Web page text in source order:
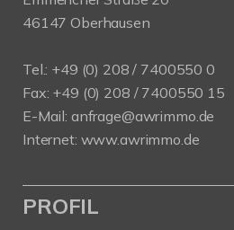
46147 Oberhausen
Tel.: +49 (0) 208 / 7400550 0
Fax: +49 (0) 208 / 7400550 15
E-Mail: anfrage@awrimmo.de
Internet: www.awrimmo.de
PROFIL